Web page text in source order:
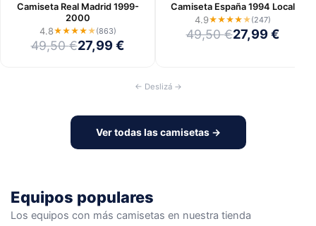
Camiseta Real Madrid 1999-
2000
4.8★★★★★(863)
49,50€27,99€
Camiseta España 1994 Local
4.9★★★★★(247)
49,50€27,99€
← Deslizá →
Ver todas las camisetas →
Equipos populares
Los equipos con más camisetas en nuestra tienda